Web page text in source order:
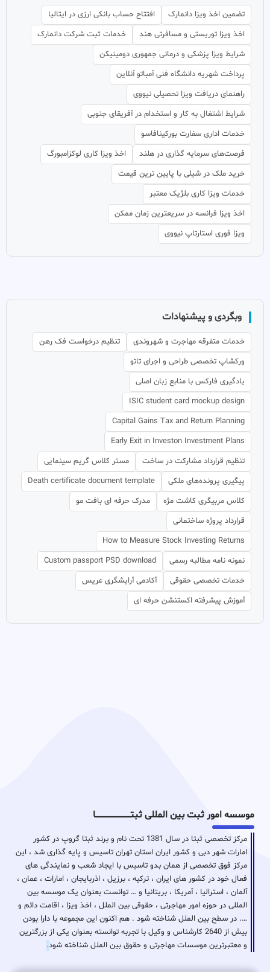
تضمین اخذ ویزا دانمارک
افتتاح حساب بانکی ارزی در ایتالیا
اخذ ویزا توریستی و مسافرتی هند
خدمات ثبت شرکت دانمارک
شرایط ویزا پزشکی و درمانی جمهوری دومینیکن
پرداخت شهریه دانشگاه فنی آمباتو آنلاین
راهنمای دریافت ویزا تحصیلی نیووی
شرایط اشتغال به کار و استخدام در آفریقای جنوبی
خدمات اداری سفارت بورکینافاسو
فرصت‌های سرمایه گذاری در هلند
اخذ ویزا کاری لوکزامبورگ
خرید ملک در شیلی با پایین ترین قیمت
خدمات ویزا کاری بلژیک معتبر
اخذ ویزا فرانسه در سریعترین زمان ممکن
ویزا فوری استارتاپ نیووی
وبگردی و پیشنهادات
خدمات متفرقه مهاجرت و شهروندی
تنظیم درخواست فک رهن
ورکشاپ تخصصی طراحی و اجرای تاتو
یادگیری فارکس با منابع زبان اصلی
ISIC student card mockup design
Capital Gains Tax and Return Planning
Early Exit in Investon Investment Plans
تنظیم قرارداد مشارکت در ساخت
مستر کلاس گریم سینمایی
پیگیری پرونده‌های ملکی
Death certificate document template
کلاس مربیگری کاشت مژه
مدرک حرفه ای بافت مو
قرارداد پروژه ساختمانی
How to Measure Stock Investing Returns
نمونه نامه مطالبه رسمی
Custom passport PSD download
خدمات تخصصی حقوقی
آکادمی آرایشگری عریس
آموزش پیشرفته اکستنشن حرفه ای
موسسه امور ثبت بین المللی ثبتـــــــــــــــــــــــــــــا
مرکز تخصصی ثبتا در سال 1381 تحت نام و برند ثبتا گروپ در کشور
امارات شهر دبی و کشور ایران استان تهران تاسیس و پایه گذاری شد ، این
مرکز فوق تخصصی از همان بدو تاسیس با ایجاد شعب و نمایندگی های
فعال خود در کشور های ایران ، ترکیه ، برزیل ، اذربایجان ، امارات ، عمان ،
آلمان ، استرالیا ، آمریکا ، بریتانیا و … توانست بعنوان یک موسسه بین
المللی در حوزه امور مهاجرتی ، حقوقی بین الملل ، اخذ ویزا ، اقامت دائم و
…. در سطح بین الملل شناخته شود . هم اکنون این مجموعه با دارا بودن
بیش از 2640 کارشناس و وکیل با تجربه توانسته بعنوان یکی از بزرگترین
و معتبرترین موسسات مهاجرتی و حقوق بین الملل شناخته شود.